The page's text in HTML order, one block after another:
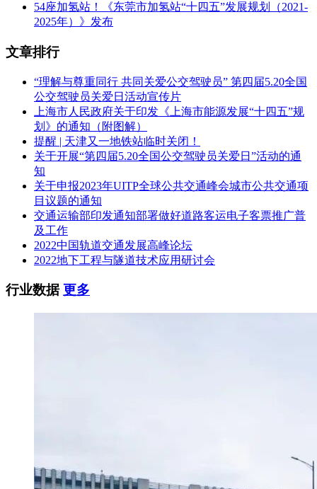
54座加氢站！《东莞市加氢站“十四五”发展规划（2021-
2025年）》发布
文章排行
“理解与尊重同行 共同关爱公交驾驶员” 第四届5.20全国
公交驾驶员关爱日活动宣传片
上海市人民政府关于印发《上海市能源发展“十四五”规
划》的通知（附图解）
提醒 | 天津又一地铁站临时关闭！
关于开展“第四届5.20全国公交驾驶员关爱日”活动的通
知
关于申报2023年UITP全球公共交通峰会城市公共交通项
目议题的通知
交通运输部印发通知部署做好道路客运电子客票推广普
及工作
2022中国轨道交通发展高峰论坛
2022地下工程与隧道技术应用研讨会
行业数据更多